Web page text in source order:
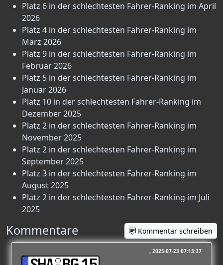
Platz 6 in der schlechtesten Fahrer-Ranking im April
2026
Platz 4 in der schlechtesten Fahrer-Ranking im
März 2026
Platz 9 in der schlechtesten Fahrer-Ranking im
Februar 2026
Platz 5 in der schlechtesten Fahrer-Ranking im
Januar 2026
Platz 10 in der schlechtesten Fahrer-Ranking im
Dezember 2025
Platz 2 in der schlechtesten Fahrer-Ranking im
November 2025
Platz 2 in der schlechtesten Fahrer-Ranking im
September 2025
Platz 3 in der schlechtesten Fahrer-Ranking im
August 2025
Platz 2 in der schlechtesten Fahrer-Ranking im Juli
2025
Kommentare Kommentar schreiben
2025-07-23 07:13:27